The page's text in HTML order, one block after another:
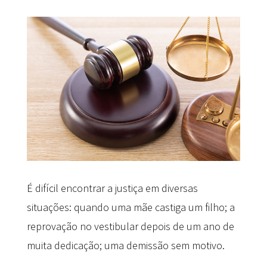
É difícil encontrar a justiça em diversas
situações: quando uma mãe castiga um filho; a
reprovação no vestibular depois de um ano de
muita dedicação; uma demissão sem motivo.